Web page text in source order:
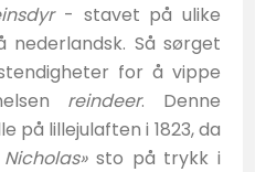
- stavet på ulike
Så sørget
for å vippe
reindeer. Denne
på lillejulaften i 1823, da
sto på trykk i